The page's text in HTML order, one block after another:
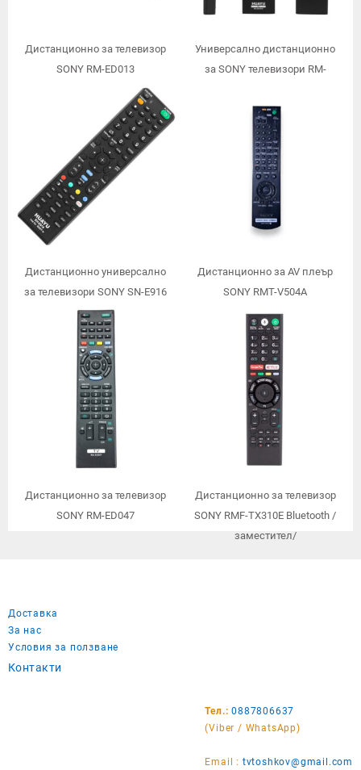
Дистанционно за телевизор
SONY RM-ED013
Универсално дистанционно
за SONY телевизори RM-
Дистанционно универсално
за телевизори SONY SN-E916
Дистанционно за AV плеър
SONY RMT-V504A
Дистанционно за телевизор
SONY RM-ED047
Дистанционно за телевизор
SONY RMF-TX310E Bluetooth /
заместител/
Доставка
За нас
Условия за ползване
Контакти
Тел.: 0887806637
(Viber / WhatsApp)
Email : tvtoshkov@gmail.com